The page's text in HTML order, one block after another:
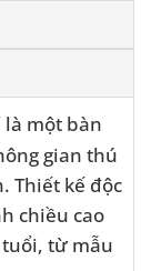
là một bàn
gian thú
Thiết kế độc
chiều cao
từ mẫu